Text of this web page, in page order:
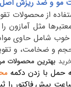
مو و ضد ریزش اصل
از
مثل
شامل حاوی
و ضخامت، و
بهترین محصولات
حمل با زدن دکمه
ما در کمتر از